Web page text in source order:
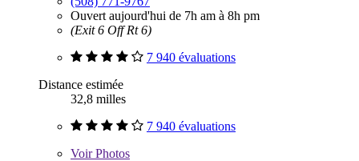
Ouvert aujourd'hui de 7h am à 8h pm
(Exit 6 Off Rt 6)
7 940 évaluations
Distance estimée
32,8 milles
7 940 évaluations
VoirPhotos